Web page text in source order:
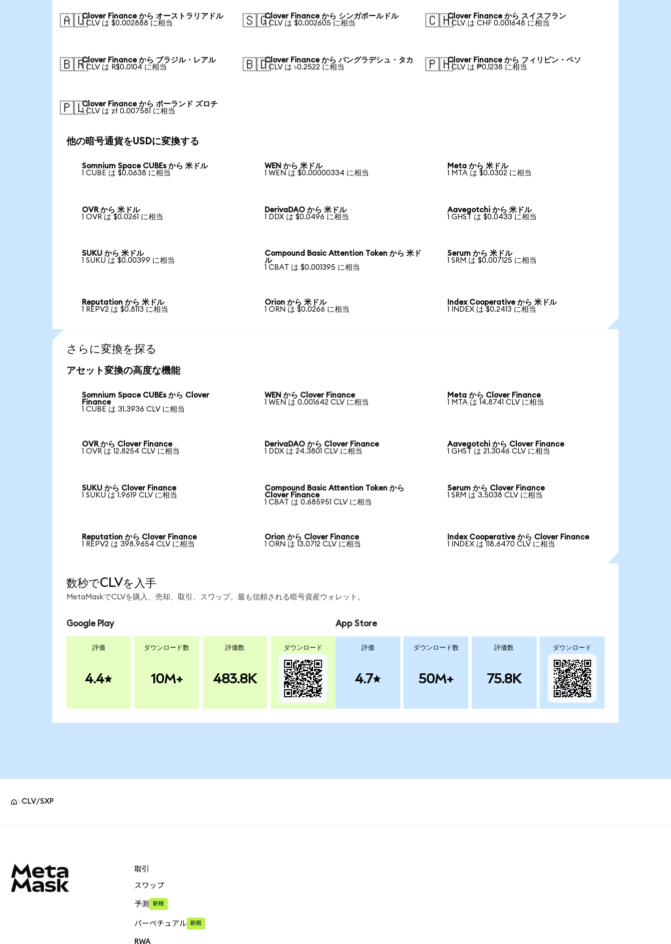
🇦🇺Clover Finance から オーストラリアドル
1 CLV は $0.002888 に相当
🇸🇬Clover Finance から シンガポールドル
1 CLV は $0.002605 に相当
🇨🇭Clover Finance から スイスフラン
1 CLV は CHF 0.001648 に相当
🇧🇷Clover Finance から ブラジル・レアル
1 CLV は R$0.0104 に相当
🇧🇩Clover Finance から バングラデシュ・タカ
1 CLV は ৳0.2522 に相当
🇵🇭Clover Finance から フィリピン・ペソ
1 CLV は ₱0.1238 に相当
🇵🇱Clover Finance から ポーランド ズロチ
1 CLV は zł 0.007581 に相当
他の暗号通貨をUSDに変換する
Somnium Space CUBEs から 米ドル
1 CUBE は $0.0638 に相当
WEN から 米ドル
1 WEN は $0.00000334 に相当
Meta から 米ドル
1 MTA は $0.0302 に相当
OVR から 米ドル
1 OVR は $0.0261 に相当
DerivaDAO から 米ドル
1 DDX は $0.0496 に相当
Aavegotchi から 米ドル
1 GHST は $0.0433 に相当
SUKU から 米ドル
1 SUKU は $0.00399 に相当
Compound Basic Attention Token から 米ド
ル
1 CBAT は $0.001395 に相当
Serum から 米ドル
1 SRM は $0.007125 に相当
Reputation から 米ドル
1 REPV2 は $0.8113 に相当
Orion から 米ドル
1 ORN は $0.0266 に相当
Index Cooperative から 米ドル
1 INDEX は $0.2413 に相当
さらに変換を探る
アセット変換の高度な機能
Somnium Space CUBEs から Clover
Finance
1 CUBE は 31.3936 CLV に相当
WEN から Clover Finance
1 WEN は 0.001642 CLV に相当
Meta から Clover Finance
1 MTA は 14.8741 CLV に相当
OVR から Clover Finance
1 OVR は 12.8254 CLV に相当
DerivaDAO から Clover Finance
1 DDX は 24.3801 CLV に相当
Aavegotchi から Clover Finance
1 GHST は 21.3046 CLV に相当
SUKU から Clover Finance
1 SUKU は 1.9619 CLV に相当
Compound Basic Attention Token から
Clover Finance
1 CBAT は 0.685951 CLV に相当
Serum から Clover Finance
1 SRM は 3.5038 CLV に相当
Reputation から Clover Finance
1 REPV2 は 398.9654 CLV に相当
Orion から Clover Finance
1 ORN は 13.0712 CLV に相当
Index Cooperative から Clover Finance
1 INDEX は 118.6470 CLV に相当
数秒でCLVを入手
MetaMaskでCLVを購入、売却、取引、スワップ。最も信頼される暗号資産ウォレット。
Google Play
評価
4.4
ダウンロード数
10M+
評価数
483.8K
ダウンロード
App Store
評価
4.7
ダウンロード数
50M+
評価数
75.8K
ダウンロード
CLV/SXP
取引
スワップ
予測 新規
パーペチュアル 新規
RWA